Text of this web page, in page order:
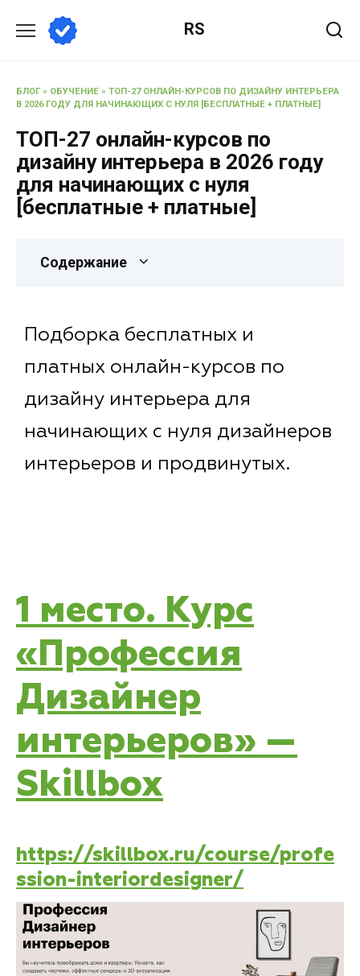
RS
БЛОГ» ОБУЧЕНИЕ » ТОП-27 ОНЛАЙН-КУРСОВ ПО ДИЗАЙНУ ИНТЕРЬЕРА
В 2026 ГОДУ ДЛЯ НАЧИНАЮЩИХ С НУЛЯ [БЕСПЛАТНЫЕ + ПЛАТНЫЕ]
ТОП-27 онлайн-курсов по
дизайну интерьера в 2026 году
для начинающих с нуля
[бесплатные + платные]
Содержание
Подборка бесплатных и
платных онлайн-курсов по
дизайну интерьера для
начинающих с нуля дизайнеров
интерьеров и продвинутых.
1 место. Курс
«Профессия
Дизайнер
интерьеров» —
Skillbox
https://skillbox.ru/course/profe
ssion-interiordesigner/